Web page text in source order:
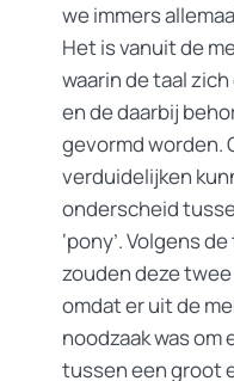
we immers
Het is vanuit de
waarin de taal
en de daarbij
gevormd worden.
verduidelijken
onderscheid
‘pony’. Volgens
zouden deze
omdat er uit de
noodzaak was
tussen een groot